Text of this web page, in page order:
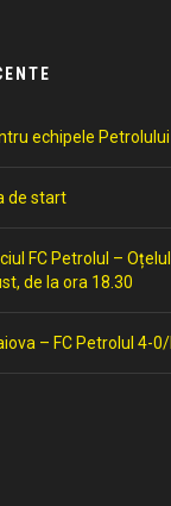
echipele Petrolului
de start
FC Petrolul –
de la ora 18.30
– FC Petrolul 4-